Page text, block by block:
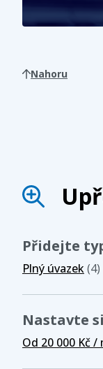
Nahoru
Přidejte
Plný úvazek(4)
Nastavte
Od 20 000 Kč /